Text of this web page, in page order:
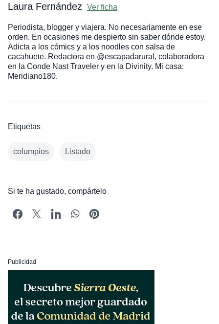
Laura Fernández Ver ficha
Periodista, blogger y viajera. No necesariamente en ese
orden. En ocasiones me despierto sin saber dónde estoy.
Adicta a los cómics y a los noodles con salsa de
cacahuete. Redactora en @escapadarural, colaboradora
en la Conde Nast Traveler y en la Divinity. Mi casa:
Meridiano180.
Etiquetas
columpios Listado
Si te ha gustado, compártelo
Publicidad